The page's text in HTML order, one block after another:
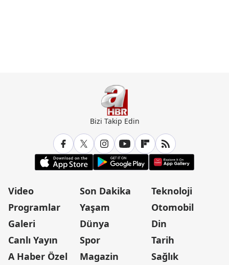
Bizi Takip Edin
Video
Programlar
Galeri
Canlı Yayın
A Haber Özel
Son Dakika
Yaşam
Dünya
Spor
Magazin
Teknoloji
Otomobil
Din
Tarih
Sağlık